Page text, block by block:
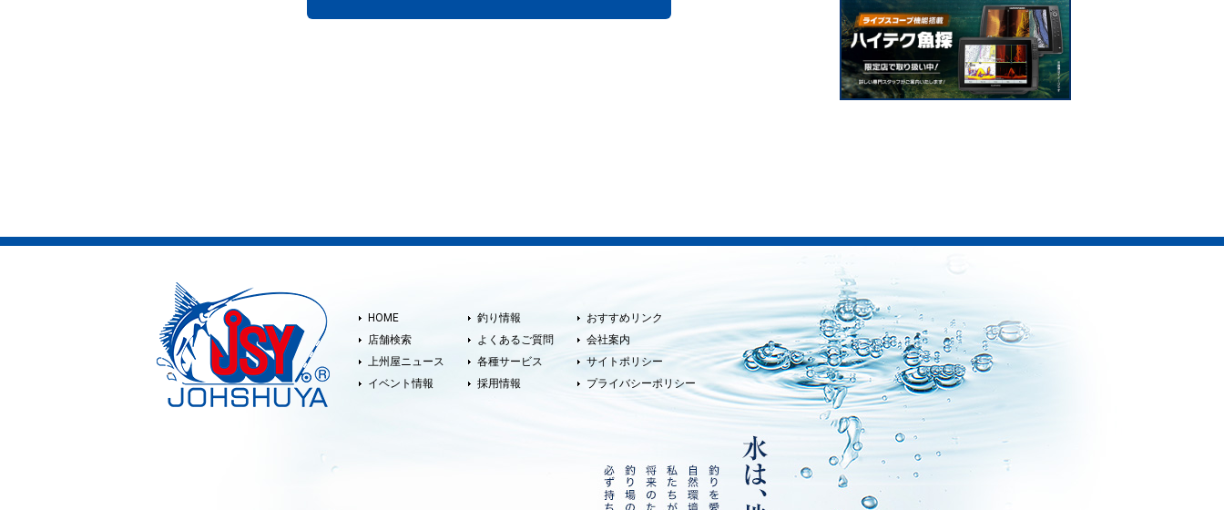
HOME
店舗検索
上州屋ニュース
イベント情報
釣り情報
よくあるご質問
各種サービス
採用情報
おすすめリンク
会社案内
サイトポリシー
プライバシーポリシー